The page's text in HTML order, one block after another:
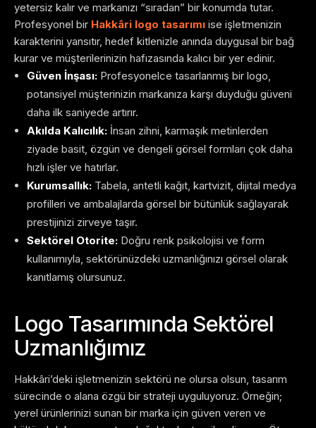
yetersiz kalır ve markanızı “sıradan” bir konumda tutar.
Profesyonel bir Hakkâri logo tasarımı ise işletmenizin
karakterini yansıtır, hedef kitlenizle anında duygusal bir bağ
kurar ve müşterilerinizin hafızasında kalıcı bir yer edinir.
Güven İnşası: Profesyonelce tasarlanmış bir logo,
potansiyel müşterinizin markanıza karşı duyduğu güveni
daha ilk saniyede artırır.
Akılda Kalıcılık: İnsan zihni, karmaşık metinlerden
ziyade basit, özgün ve dengeli görsel formları çok daha
hızlı işler ve hatırlar.
Kurumsallık: Tabela, antetli kağıt, kartvizit, dijital medya
profilleri ve ambalajlarda görsel bir bütünlük sağlayarak
prestijinizi zirveye taşır.
Sektörel Otorite: Doğru renk psikolojisi ve form
kullanımıyla, sektörünüzdeki uzmanlığınızı görsel olarak
kanıtlamış olursunuz.
Logo Tasarımında Sektörel
Uzmanlığımız
Hakkâri’deki işletmenizin sektörü ne olursa olsun, tasarım
sürecinde o alana özgü bir strateji uyguluyoruz. Örneğin;
yerel ürünlerinizi sunan bir marka için güven veren ve